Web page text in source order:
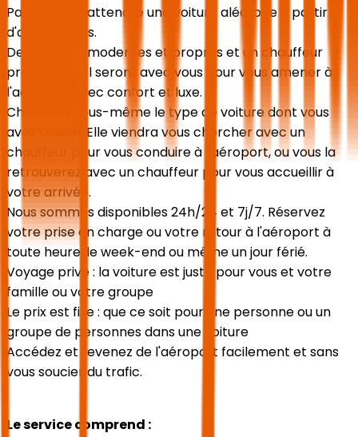
Pas besoin d'attendre une voiture aléatoire à partir
d'applications.
Des voitures modernes et propres et un chauffeur
professionnel seront avec vous pour vous amener à
l'aéroport avec confort et luxe.
Choisissez vous-même le type de voiture dont vous
avez besoin. Elle viendra vous chercher avec un
chauffeur pour vous conduire à l'aéroport, ou vous la
retrouverez avec un chauffeur pour vous accueillir à
votre arrivée.
Nous sommes disponibles 24h/24 et 7j/7. Réservez
votre prise en charge ou votre retour à l'aéroport à
toute heure, le week-end ou même un jour férié.
Voyage privé : la voiture est juste pour vous et votre
famille ou votre groupe
Le prix est fixe : que ce soit pour une personne ou un
groupe de personnes dans une voiture
Accédez et revenez de l'aéroport facilement et sans
vous soucier du trafic.
Le service comprend :